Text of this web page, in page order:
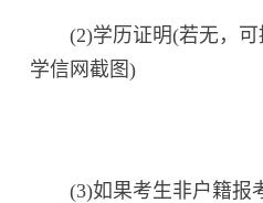
(2)学历证明(若无，可
学信网截图)
(3)如果考生非户籍报